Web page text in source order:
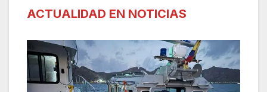
ACTUALIDAD EN NOTICIAS